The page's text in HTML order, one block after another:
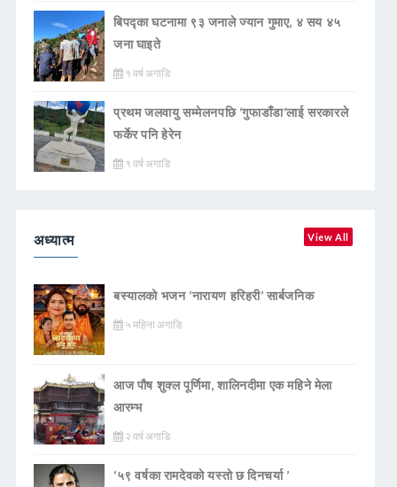
बिपद्का घटनामा ९३ जनाले ज्यान गुमाए, ४ सय ४५
जना घाइते
१ वर्ष अगाडि
प्रथम जलवायु सम्मेलनपछि ‘गुफाडाँडा’लाई सरकारले
फर्केर पनि हेरेन
१ वर्ष अगाडि
अध्यात्म View All
बस्यालको भजन ‘नारायण हरिहरी’ सार्बजनिक
५ महिना अगाडि
आज पौष शुक्ल पूर्णिमा, शालिनदीमा एक महिने मेला
आरम्भ
२ वर्ष अगाडि
‘५९ वर्षका रामदेवकाे यस्ताे छ दिनचर्या ’